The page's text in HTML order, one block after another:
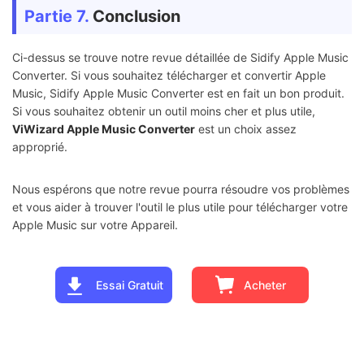
Partie 7. Conclusion
Ci-dessus se trouve notre revue détaillée de Sidify Apple Music
Converter. Si vous souhaitez télécharger et convertir Apple
Music, Sidify Apple Music Converter est en fait un bon produit.
Si vous souhaitez obtenir un outil moins cher et plus utile,
ViWizard Apple Music Converter est un choix assez
approprié.
Nous espérons que notre revue pourra résoudre vos problèmes
et vous aider à trouver l'outil le plus utile pour télécharger votre
Apple Music sur votre Appareil.
Essai Gratuit Acheter